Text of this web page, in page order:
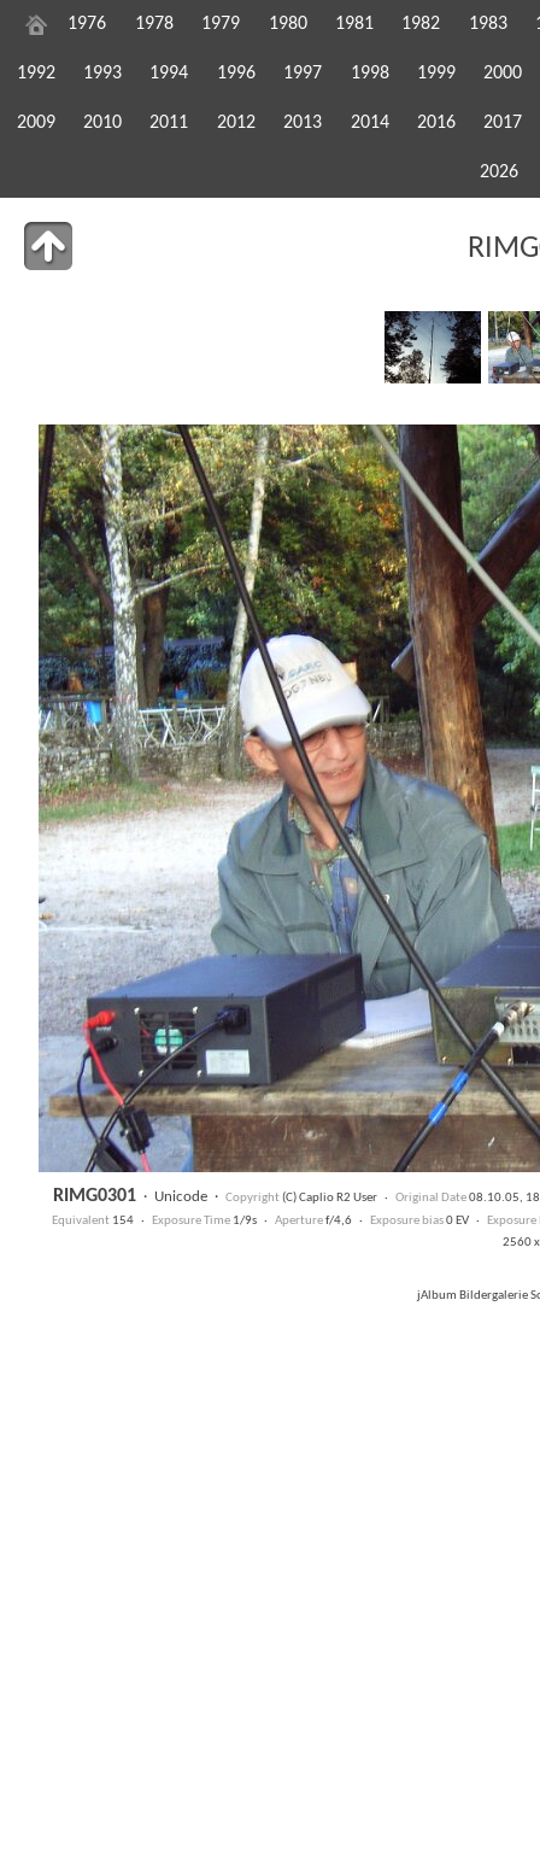
1976 1978 1979 1980 1981 1982 1983
1992 1993 1994 1996 1997 1998 1999 2000
2009 2010 2011 2012 2013 2014 2016 2017
2026
RIMG0301· Unicode· Copyright(C) Caplio R2 User · Original Date08.10.05,
Equivalent 154 · Exposure Time 1/9s · Aperturef/4,6 · Exposure bias0 EV ·
2560
jAlbum Bildergalerie